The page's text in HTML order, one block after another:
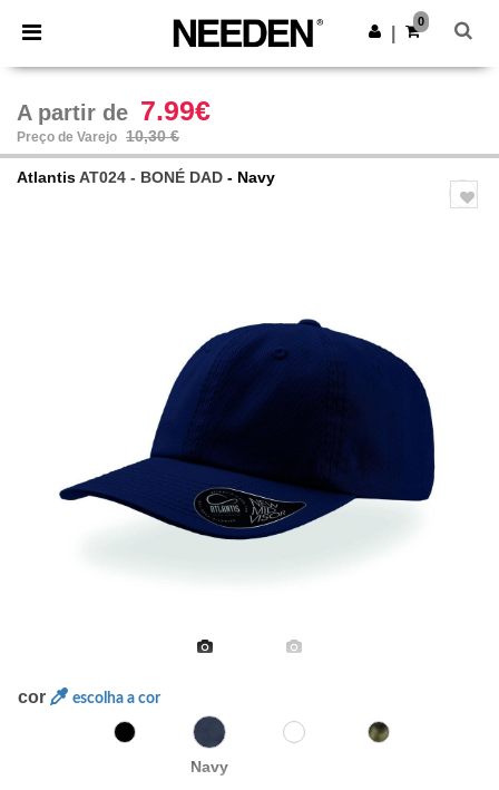
× App Needen
Melhores preços na app!
Obter app
0
A partir de 7.99€
Preço de Varejo 10,30 €
AtlantisAT024 - BONÉ DAD - Navy
cor escolha a cor
Navy